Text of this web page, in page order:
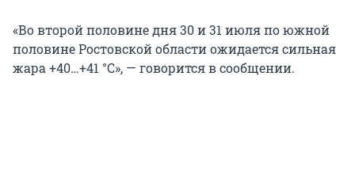
«Во второй половине дня 30 и 31 июля по южной
половине Ростовской области ожидается сильная
жара+40…+41 °C», — говорится в сообщении.